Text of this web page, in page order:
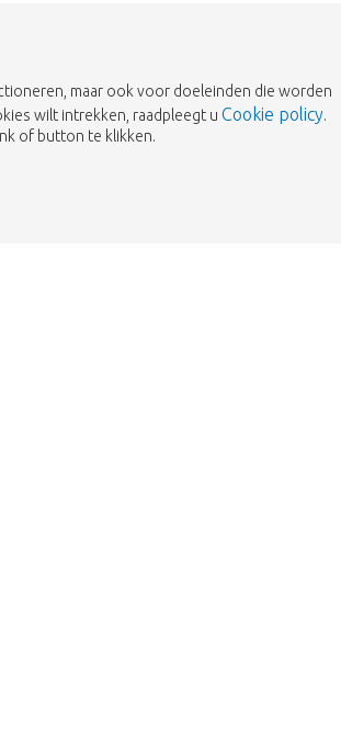
maar ook voor doeleinden die worden
wilt intrekken, raadpleegt u Cookie policy.
of button te klikken.